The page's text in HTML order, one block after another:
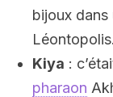
bijoux
Léontopolis.
Kiya :
pharaon